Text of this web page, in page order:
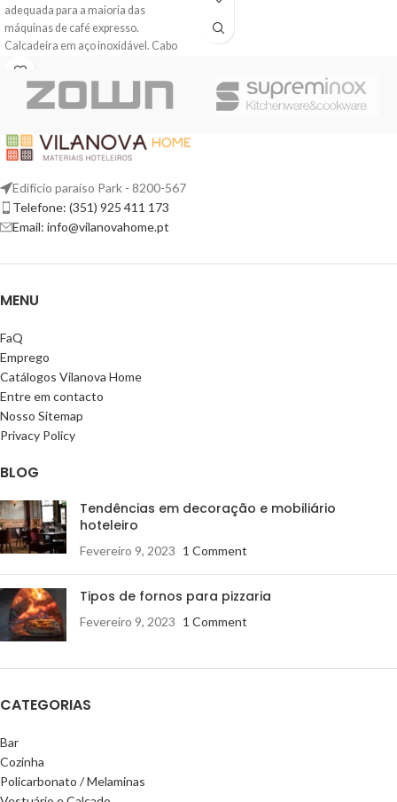
adequada para a maioria das
máquinas de café expresso.
Calcadeira em aço inoxidável. Cabo
em madeira
Edifício paraíso Park - 8200-567
Telefone: (351) 925 411 173
Email: info@vilanovahome.pt
MENU
FaQ
Emprego
Catálogos Vilanova Home
Entre em contacto
Nosso Sitemap
Privacy Policy
BLOG
Tendências em decoração e mobiliário
hoteleiro
Fevereiro 9, 2023 1 Comment
Tipos de fornos para pizzaria
Fevereiro 9, 2023 1 Comment
CATEGORIAS
Bar
Cozinha
Policarbonato / Melaminas